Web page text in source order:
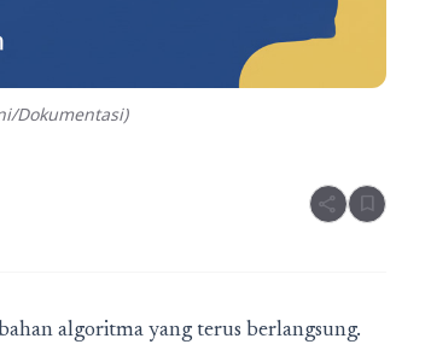
Dokumentasi)
share bookmark
algoritma yang terus berlangsung.